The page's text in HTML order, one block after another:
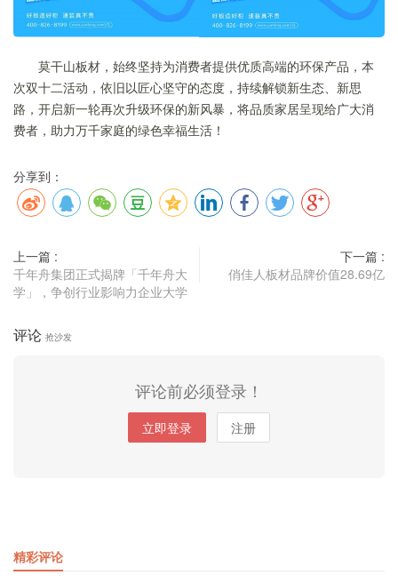
莫干山板材，始终坚持为消费者提供优质高端的环保产品，本
次双十二活动，依旧以匠心坚守的态度，持续解锁新生态、新思
路，开启新一轮再次升级环保的新风暴，将品质家居呈现给广大消
费者，助力万千家庭的绿色幸福生活！
分享到：
上一篇 :
千年舟集团正式揭牌「千年舟大
学」，争创行业影响力企业大学
下一篇 :
俏佳人板材品牌价值28.69亿
评论 抢沙发
评论前必须登录！
立即登录 注册
精彩评论